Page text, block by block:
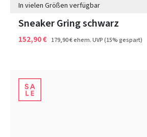
In vielen Größen verfügbar
Sneaker Gring schwarz
152,90 € 179,90 €ehem. UVP(15% gespart)